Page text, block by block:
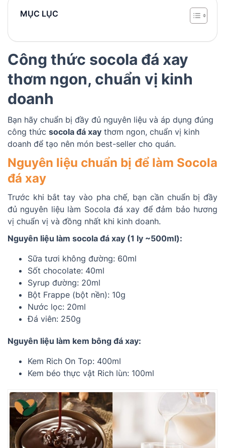
MỤC LỤC
Công thức socola đá xay
thơm ngon, chuẩn vị kinh
doanh
Bạn hãy chuẩn bị đầy đủ nguyên liệu và áp dụng đúng
công thức socola đá xay thơm ngon, chuẩn vị kinh
doanh để tạo nên món best-seller cho quán.
Nguyên liệu chuẩn bị để làm Socola
đá xay
Trước khi bắt tay vào pha chế, bạn cần chuẩn bị đầy
đủ nguyên liệu làm Socola đá xay để đảm bảo hương
vị chuẩn vị và đồng nhất khi kinh doanh.
Nguyên liệu làm socola đá xay (1 ly ~500ml):
Sữa tươi không đường: 60ml
Sốt chocolate: 40ml
Syrup đường: 20ml
Bột Frappe (bột nền): 10g
Nước lọc: 20ml
Đá viên: 250g
Nguyên liệu làm kem bông đá xay:
Kem Rich On Top: 400ml
Kem béo thực vật Rich lùn: 100ml